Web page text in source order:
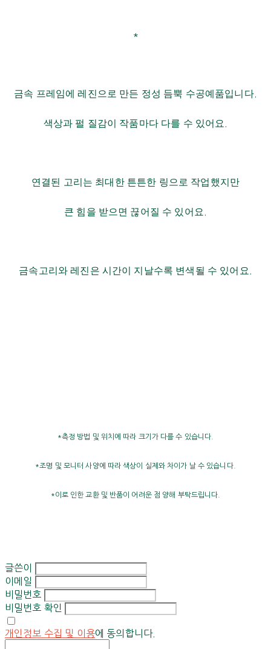
*
금속 프레임에 레진으로 만든 정성 듬뿍 수공예품입니다.
색상과 펄 질감이 작품마다 다를 수 있어요
연결된 고리는 최대한 튼튼한 링으로 작업했지만
큰 힘을 받으면 끊어질 수 있어요
금속고리와 레진은 시간이 지날수록 변색될 수 있어요
*측정 방법 및 위치에 따라 크기가 다를 수 있습니다.
*조명 및 모니터 사양에 따라 색상이 실제와 차이가 날 수 있습니다.
*이로 인한 교환 및 반품이 어려운 점 양해 부탁드립니다.
글쓴이
이메일
비밀번호
비밀번호 확인
개인정보 수집 및 이용에 동의합니다.